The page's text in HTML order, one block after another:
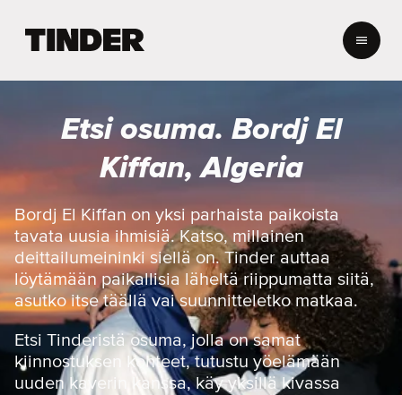
r
n
l
o
i
t
u
s
s
i
v
u
Etsi osuma. Bordj El
Kiffan, Algeria
Bordj El Kiffan on yksi parhaista paikoista
tavata uusia ihmisiä. Katso, millainen
deittailumeininki siellä on. Tinder auttaa
löytämään paikallisia läheltä riippumatta siitä,
asutko itse täällä vai suunnitteletko matkaa.
Etsi Tinderistä osuma, jolla on samat
kiinnostuksen kohteet, tutustu yöelämään
uuden kaverin kanssa, käy yksillä kivassa